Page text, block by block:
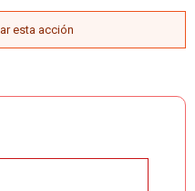
esta acción